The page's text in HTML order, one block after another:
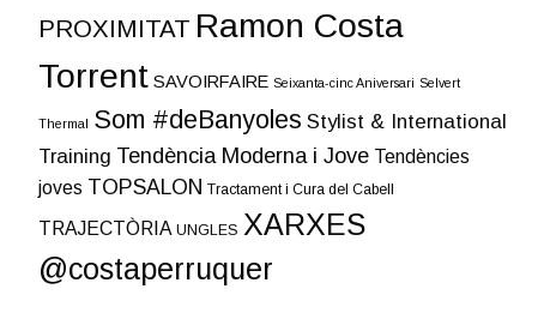
PROXIMITAT Ramon Costa
Torrent SAVOIRFAIRE Seixanta-cinc Aniversari Selvert
Thermal Som #deBanyoles Stylist & International
Training Tendència Moderna i Jove Tendències
joves TOPSALON Tractament i Cura del Cabell
TRAJECTÒRIA UNGLES XARXES
@costaperruquer